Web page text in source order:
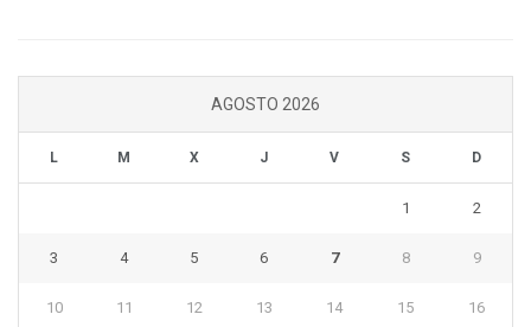
AGOSTO 2026
L M X J V S D
1 2
3 4 5 6 7 8 9
10 11 12 13 14 15 16